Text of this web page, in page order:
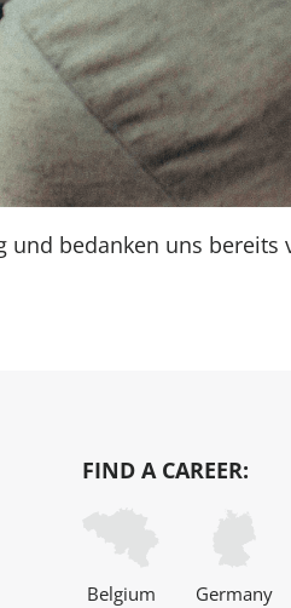
und bedanken uns bereits
FIND A CAREER:
Belgium Germany